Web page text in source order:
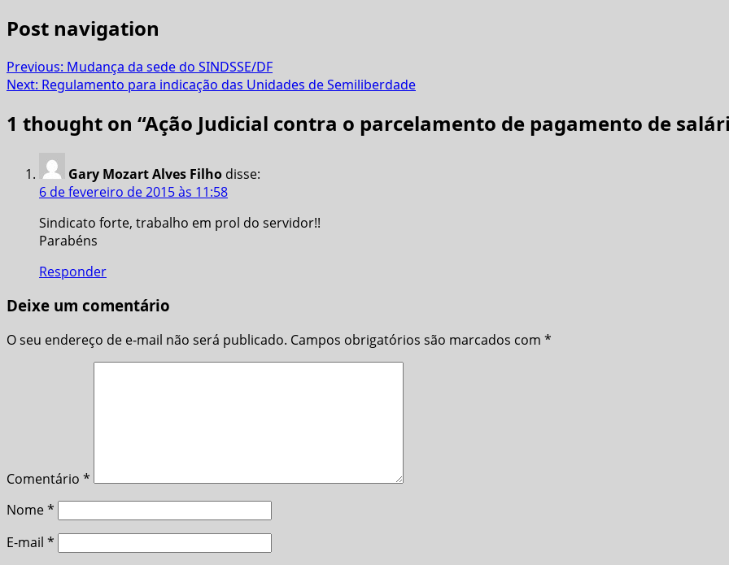
Post navigation
Previous: Mudança da sede do SINDSSE/DF
Next: Regulamento para indicação das Unidades de Semiliberdade
1 thought on “Ação Judicial contra o parcelamento de pagamento de
Gary Mozart Alves Filho disse:
6 de fevereiro de 2015 às 11:58
Sindicato forte, trabalho em prol do servidor!!
Parabéns
Responder
Deixe um comentário
O seu endereço de e-mail não será publicado. Campos obrigatórios são marcados com *
Comentário *
Nome*
E-mail *